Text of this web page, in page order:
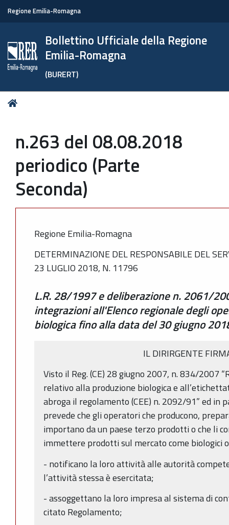
Regione Emilia-Romagna
Bollettino Ufficiale della Regione
Emilia-Romagna
(BURERT)
Tu
n.263 del 08.08.2018
periodico (Parte
Seconda)
Regione Emilia-Romagna
DETERMINAZIONE DEL RESPONSABILE DEL
23 LUGLIO 2018, N. 11796
L.R. 28/1997 e deliberazione n. 2061/
integrazioni all'Elenco regionale degli
biologica fino alla data del 30 giugno
IL DIRIRGENTE
Visto il Reg. (CE) 28 giugno 2007, n. 834/2007
relativo alla produzione biologica e
abroga il regolamento (CEE) n. 2092/91” ed in
prevede che gli operatori che producono,
importano da un paese terzo prodotti o che li
immettere prodotti sul mercato come biologici
- notificano la loro attività alle autorità
l’attività stessa è esercitata;
- assoggettano la loro impresa al sistema di
citato Regolamento;